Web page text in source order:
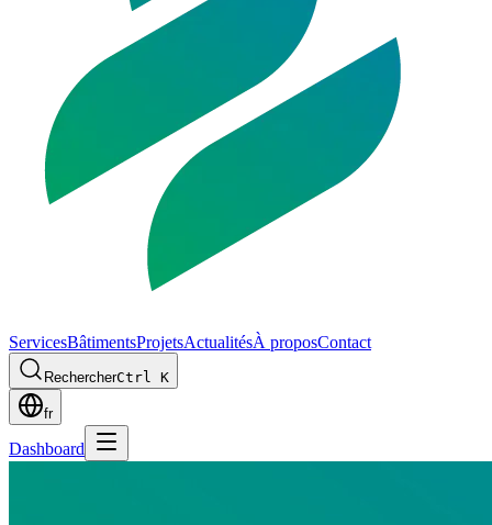
ServicesBâtimentsProjetsActualitésÀ proposContact
RechercherCtrl K
fr
Dashboard